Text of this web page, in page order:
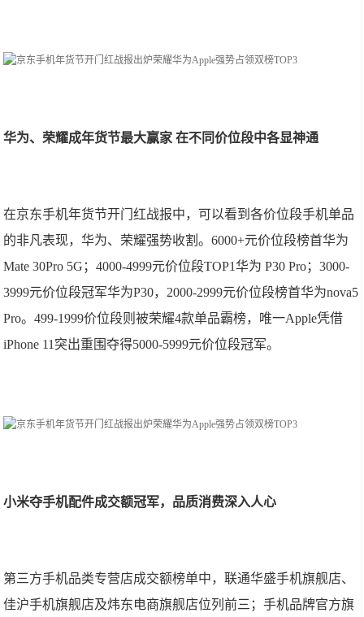
华为、荣耀成年货节最大赢家 在不同价位段中各显神通
在京东手机年货节开门红战报中，可以看到各价位段手机单品
的非凡表现，华为、荣耀强势收割。6000+元价位段榜首华为
Mate 30Pro 5G；4000-4999元价位段TOP1华为 P30 Pro；3000-
3999元价位段冠军华为P30，2000-2999元价位段榜首华为nova5
Pro。499-1999价位段则被荣耀4款单品霸榜，唯一Apple凭借
iPhone 11突出重围夺得5000-5999元价位段冠军。
小米夺手机配件成交额冠军，品质消费深入人心
第三方手机品类专营店成交额榜单中，联通华盛手机旗舰店、
佳沪手机旗舰店及炜东电商旗舰店位列前三；手机品牌官方旗